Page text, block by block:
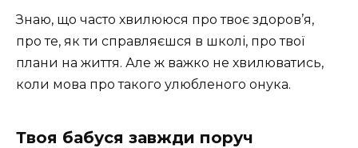
Знаю, що часто хвилююся про твоє здоров’я,
про те, як ти справляєшся в школі, про твої
плани на життя. Але ж важко не хвилюватись,
коли мова про такого улюбленого онука.
Твоя бабуся завжди поруч